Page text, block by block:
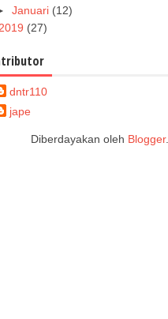
Januari (12)
(27)
dntr110
jape
Diberdayakan oleh Blogger.